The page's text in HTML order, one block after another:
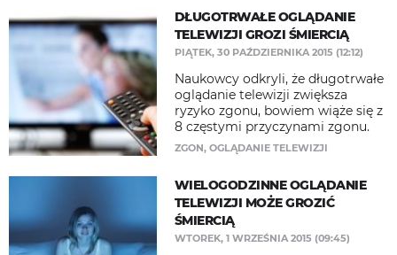
DŁUGOTRWAŁE OGLĄDANIE
TELEWIZJI GROZI ŚMIERCIĄ
PIĄTEK, 30 PAŹDZIERNIKA 2015 (12:12)
Naukowcy odkryli, że długotrwałe
oglądanie telewizji zwiększa
ryzyko zgonu, bowiem wiąże się z
8 częstymi przyczynami zgonu.
ZGON, OGLĄDANIE TELEWIZJI
WIELOGODZINNE OGLĄDANIE
TELEWIZJI MOŻE GROZIĆ
ŚMIERCIĄ
WTOREK, 1 WRZEŚNIA 2015 (09:45)